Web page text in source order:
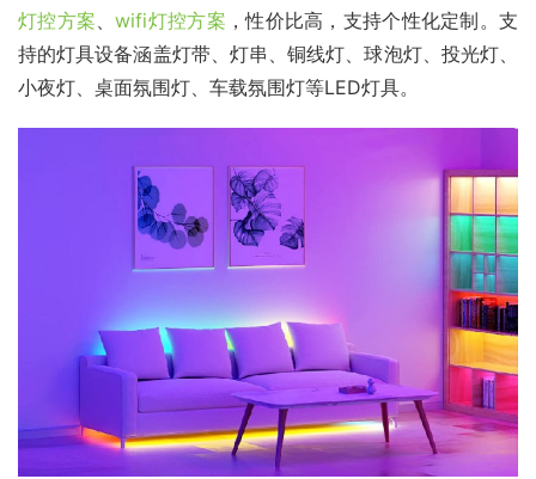
灯控方案 、wifi灯控方案 ，性价比高，支持个性化定制。支
持的灯具设备涵盖灯带、灯串、铜线灯、球泡灯、投光灯、
小夜灯、桌面氛围灯、车载氛围灯等LED灯具。